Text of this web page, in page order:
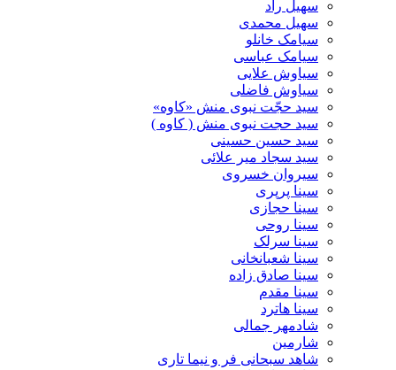
سهیل راد
سهیل محمدی
سیامک خانلو
سیامک عباسی
سیاوش علایی
سیاوش فاضلی
سید حجّت نبوی منش «کاوه»
سید حجت نبوی منش ( کاوه )
سید حسین حسینى
سید سجاد میر علائی
سیروان خسروی
سینا پرپری
سینا حجازی
سینا روحی
سینا سرلک
سینا شعبانخانی
سینا صادق زاده
سینا مقدم
سینا هاترد
شادمهر جمالی
شارمین
شاهد سبحانی فر و نیما تاری